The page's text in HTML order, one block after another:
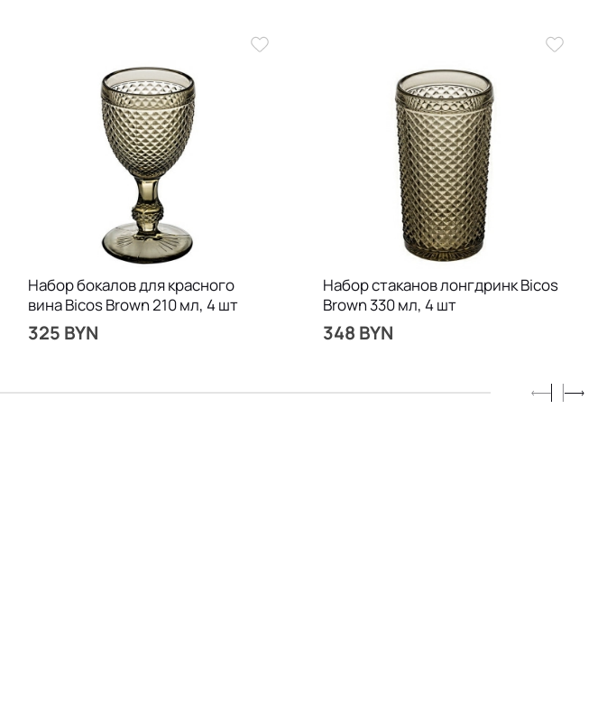
Набор бокалов для красного
вина Bicos Brown 210 мл, 4 шт
325 BYN
Набор стаканов лонгдринк Bicos
Brown 330 мл, 4 шт
348 BYN